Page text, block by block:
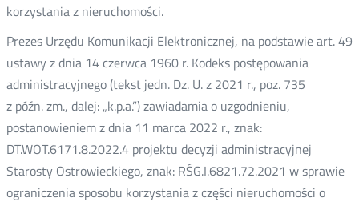
korzystania z nieruchomości.
Prezes Urzędu Komunikacji Elektronicznej, na podstawie art. 49
ustawy z dnia 14 czerwca 1960 r. Kodeks postępowania
administracyjnego (tekst jedn. Dz. U. z 2021 r., poz. 735
z późn. zm., dalej: „k.p.a.”) zawiadamia o uzgodnieniu,
postanowieniem z dnia 11 marca 2022 r., znak:
DT.WOT.6171.8.2022.4 projektu decyzji administracyjnej
Starosty Ostrowieckiego, znak: RŚG.I.6821.72.2021 w sprawie
ograniczenia sposobu korzystania z części nieruchomości o